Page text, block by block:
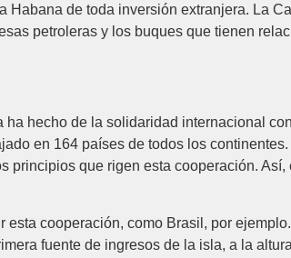
de toda inversión extranjera. La
petroleras y los buques que tienen
hecho de la solidaridad internacional
en 164 países de todos los
que rigen esta cooperación.
cooperación, como Brasil, por
fuente de ingresos de la isla, a la